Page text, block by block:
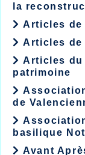
la
Articles de
Articles de
Articles du
patrimoine
de
basilique
Avant